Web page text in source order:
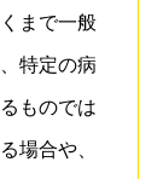
まで一般
特定の病
ものでは
場合や、